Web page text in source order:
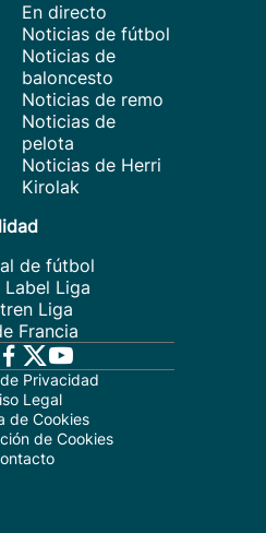
En directo
Noticias de fútbol
Noticias de
baloncesto
Noticias de remo
Noticias de
pelota
Noticias de Herri
Kirolak
de fútbol
Label Liga
Liga
Francia
Privacidad
Legal
de Cookies
de Cookies